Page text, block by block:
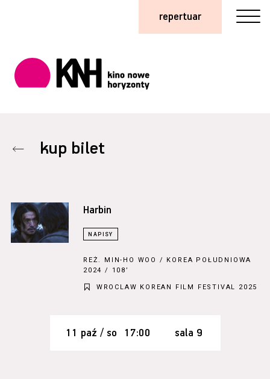
repertuar
kup bilet
Harbin
REŻ. MIN-HO WOO
/ KOREA POŁUDNIOWA
2024 / 108’
WROCLAW KOREAN FILM FESTIVAL 2025
11 paź / so 17:00 sala 9